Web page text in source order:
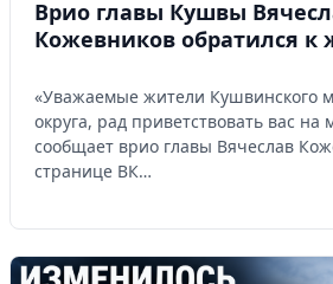
Врио главы Кушвы
Кожевников обратился к
«Уважаемые жители Кушвинского
округа, рад приветствовать вас на
сообщает врио главы Вячеслав
странице ВК…